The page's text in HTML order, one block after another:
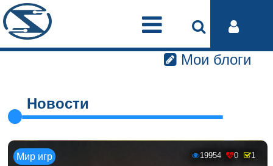
Мои блоги
Новости
Мир игр 19954 0 1